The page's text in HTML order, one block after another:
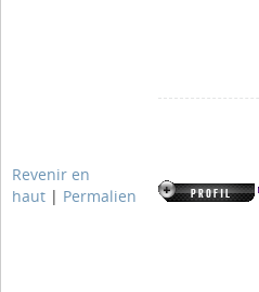
Revenir en
haut | Permalien